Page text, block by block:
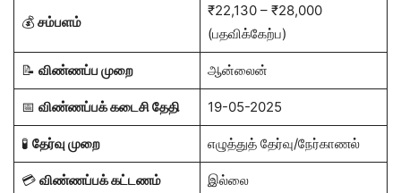
💰 சம்பளம்
₹22,130 – ₹28,000
(பதவிக்கேற்ப)
📝 விண்ணப்ப முறை ஆன்லைன்
📅 விண்ணப்பக் கடைசி தேதி 19-05-2025
🧪 தேர்வு முறை எழுத்துத் தேர்வு/நேர்காணல்
💳 விண்ணப்பக் கட்டணம் இல்லை